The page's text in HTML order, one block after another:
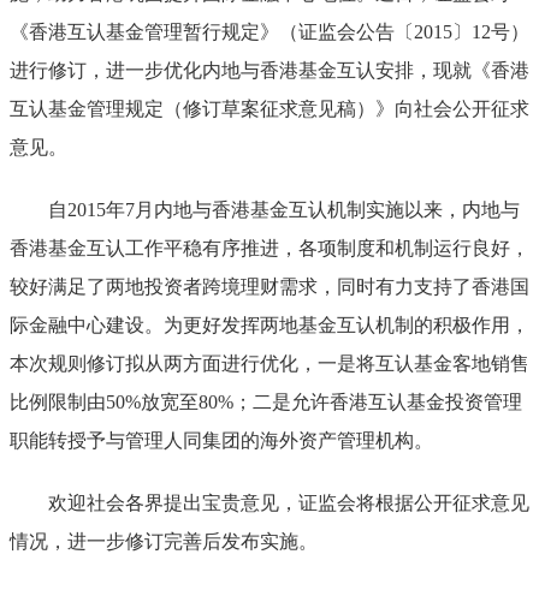
《香港互认基金管理暂行规定》（证监会公告〔 2015〕 12号）
进行修订 ， 进一步优化内地与香港基金互认安排 ， 现就 《香港
互认基金管理规定（修订草案征求意见稿）》向社会公开征求
意见。
自2015年7月 内地与香港基金互认机制 实施以来 ， 内地与
香港基金互认工作平稳有序推进，各项制度和机制运行良好 ，
较好满足了两地投资者跨境理财需求 ，同时有力支持了香港国
际金融中心建设。 为更好发挥两地基金互认机制的积极作用，
本次规则修订拟从两方面进行优化，一是将互认基金客地销售
比例限制由50%放宽至80% ；二是允许香港互认基金投资管理
职能转授予与管理人同集团的海外资产管理机构。
欢迎社会各界提出宝贵意见，证监会将根据公开征求意见
情况，进一步修订完善后发布实施。